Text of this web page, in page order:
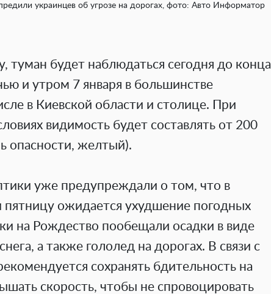
украинцев об угрозе на дорогах, фото: Авто Информатор
туман будет наблюдаться сегодня до конца
и утром 7 января в большинстве
в Киевской области и столице. При
видимость будет составлять от 200
опасности, желтый).
уже предупреждали о том, что в
пятницу ожидается ухудшение погодных
на Рождество пообещали осадки в виде
а также гололед на дорогах. В связи с
сохранять бдительность на
скорость, чтобы не спровоцировать